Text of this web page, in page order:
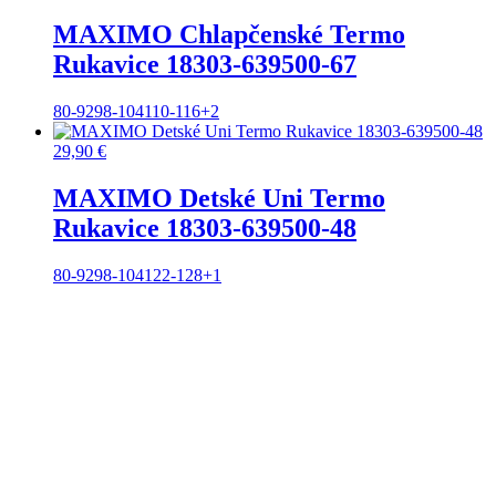
MAXIMO Chlapčenské Termo
Rukavice 18303-639500-67
80-9298-104110-116+2
29,90 €
MAXIMO Detské Uni Termo
Rukavice 18303-639500-48
80-9298-104122-128+1